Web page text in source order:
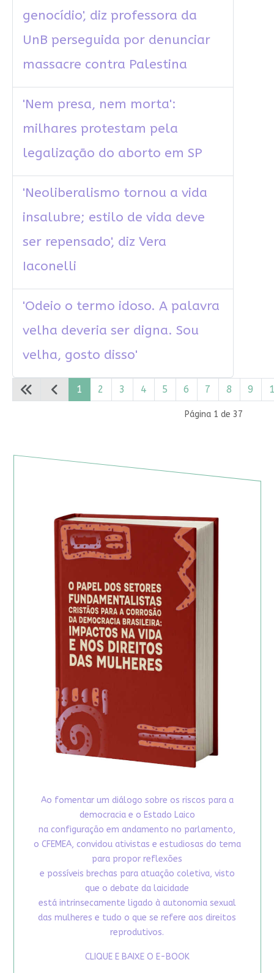
genocídio', diz professora da
UnB perseguida por denunciar
massacre contra Palestina
'Nem presa, nem morta':
milhares protestam pela
legalização do aborto em SP
'Neoliberalismo tornou a vida
insalubre; estilo de vida deve
ser repensado', diz Vera
Iaconelli
'Odeio o termo idoso. A palavra
velha deveria ser digna. Sou
velha, gosto disso'
Página 1 de 37
1 2 3 4 5 6 7 8 9
Ao fomentar um diálogo sobre os riscos para a
democracia e o Estado Laico
na configuração em andamento no parlamento,
o CFEMEA, convidou ativistas e estudiosas do tema
para propor reflexões
e possíveis brechas para atuação coletiva, visto
que o debate da laicidade
está intrinsecamente ligado à autonomia sexual
das mulheres e tudo o que se refere aos direitos
reprodutivos.
CLIQUE E BAIXE O E-BOOK